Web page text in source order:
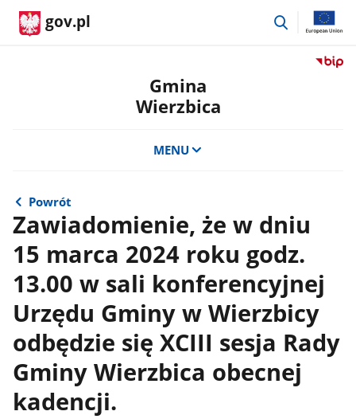
gov.pl
przejdź
Przejdź
Gmina
Wierzbica
MENU
Powrót
Zawiadomienie, że w dniu
15 marca 2024 roku godz.
13.00 w sali konferencyjnej
Urzędu Gminy w Wierzbicy
odbędzie się XCIII sesja Rady
Gminy Wierzbica obecnej
kadencji.